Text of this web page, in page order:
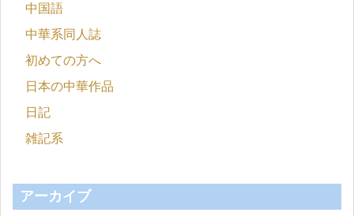
中国語
中華系同人誌
初めての方へ
日本の中華作品
日記
雑記系
アーカイブ